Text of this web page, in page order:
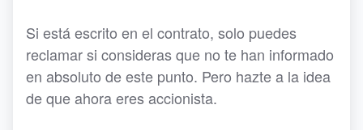
Si está escrito en el contrato, solo puedes
reclamar si consideras que no te han informado
en absoluto de este punto. Pero hazte a la idea
de que ahora eres accionista.